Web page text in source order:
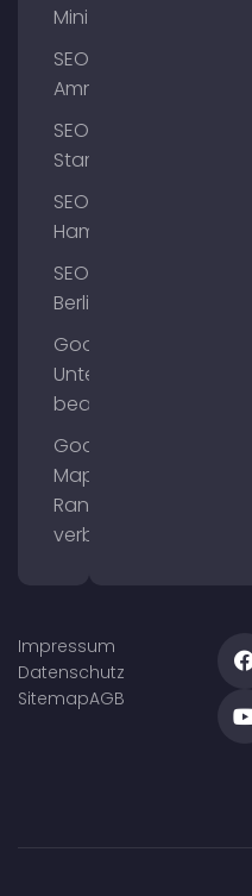
Mini
SEO
Ammersee
SEO
Starnberg
SEO
Hamburg
SEO
Berlin
Google
Unternehmensprofil
bearbeiten
Google
Maps
Ranking
verbessern
Impressum
Datenschutz
SitemapAGB